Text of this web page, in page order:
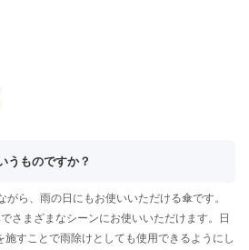
うものですか？
がら、雨の日にもお使いいただける傘です。
さまざまなシーンにお使いいただけます。日
すことで雨除けとしても使用できるようにし